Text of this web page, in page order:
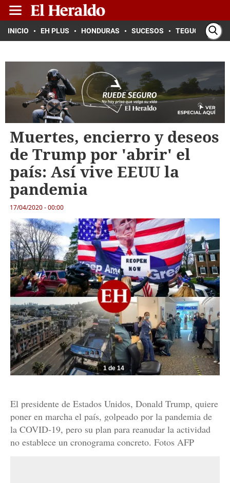
INICIO EH PLUS HONDURAS SUCESOS TEGUCIGALPA
Muertes, encierro y deseos
de Trump por 'abrir' el
país: Así vive EEUU la
pandemia
17/04/2020 - 00:00
1 de 14
El presidente de Estados Unidos, Donald Trump, quiere
poner en marcha el país, golpeado por la pandemia de
la COVID-19, pero su plan para reanudar la actividad
no establece un cronograma concreto. Fotos AFP